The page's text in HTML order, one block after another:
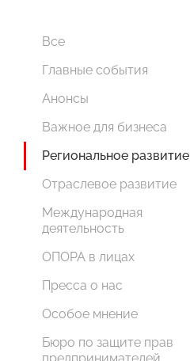
Все
Главные события
Анонсы
Важное для бизнеса
Региональное развитие
Отраслевое развитие
Международная
деятельность
ОПОРА в лицах
Пресса о нас
Особое мнение
Бюро по защите прав